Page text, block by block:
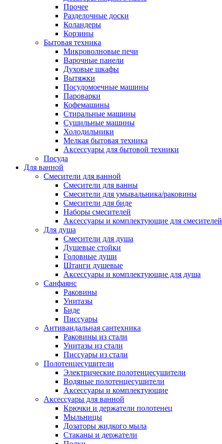
Прочее
Разделочные доски
Коландеры
Корзины
Бытовая техника
Микроволновые печи
Варочные панели
Духовые шкафы
Вытяжки
Посудомоечные машины
Пароварки
Кофемашины
Стиральные машины
Сушильные машины
Холодильники
Мелкая бытовая техника
Аксессуары для бытовой техники
Посуда
Для ванной
Смесители для ванной
Смесители для ванны
Смесители для умывальника/раковины
Смесители для биде
Наборы смесителей
Аксессуары и комплектующие для смесителей
Для душа
Смесители для душа
Душевые стойки
Головные души
Штанги душевые
Аксессуары и комплектующие для душа
Санфаянс
Раковины
Унитазы
Биде
Писсуары
Антивандальная сантехника
Раковины из стали
Унитазы из стали
Писсуары из стали
Полотенцесушители
Электрические полотенцесушители
Водяные полотенцесушители
Аксессуары и комплектующие
Аксессуары для ванной
Крючки и держатели полотенец
Мыльницы
Дозаторы жидкого мыла
Стаканы и держатели